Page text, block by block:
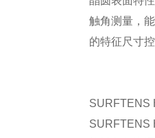
触角测量，
的特征尺寸
SURFTENS
SURFTENS